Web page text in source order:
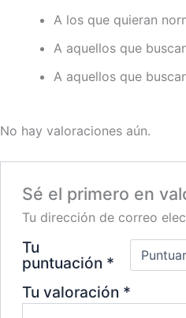
A los que quieran
A aquellos que
A aquellos que
No hay valoraciones aún.
Sé el primero en
Tu dirección de correo
Tu
puntuación *
Tu valoración *